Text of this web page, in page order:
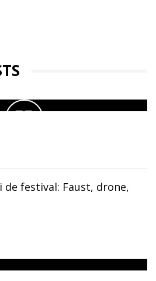
de festival: Faust, drone,